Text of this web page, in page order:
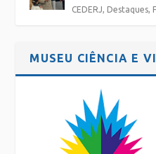
CEDERJ, Destaques,
MUSEU CIÊNCIA E